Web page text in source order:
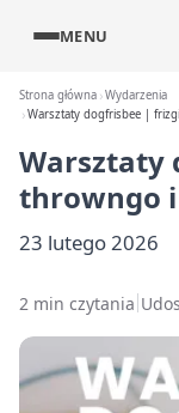
MENU
Strona główna Wydarzenia
Warsztaty dogfrisbee |
Warsztaty
throwngo
23 lutego 2026
2 min czytania